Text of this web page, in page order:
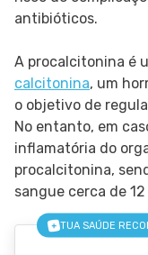
antibióticos.
A procalcitonina é
calcitonina, um
o objetivo de
No entanto, em
inflamatória do
procalcitonina,
sangue cerca de
TUA SAÚDE